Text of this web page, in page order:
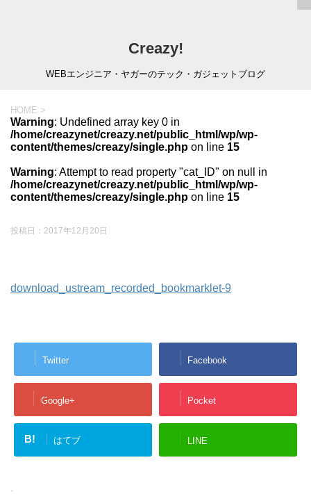
Creazy!
WEBエンジニア・ヤガーのテック・ガジェットブログ
HOME >
Warning: Undefined array key 0 in
/home/creazynet/creazy.net/public_html/wp/wp-
content/themes/creazy/single.php on line 15
Warning: Attempt to read property "cat_ID" on null in
/home/creazynet/creazy.net/public_html/wp/wp-
content/themes/creazy/single.php on line 15
投稿日： 2017年12月20日
download_ustream_recorded_bookmarklet-9
Twitter Facebook
Google+ Pocket
B! はてブ LINE
-